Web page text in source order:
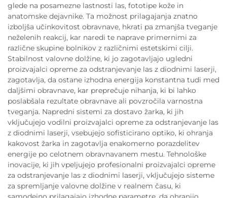
glede na posamezne lastnosti las, fototipe kože in
anatomske dejavnike. Ta možnost prilagajanja znatno
izboljša učinkovitost obravnave, hkrati pa zmanjša tveganje
neželenih reakcij, kar naredi te naprave primernimi za
različne skupine bolnikov z različnimi estetskimi cilji.
Stabilnost valovne dolžine, ki jo zagotavljajo ugledni
proizvajalci opreme za odstranjevanje las z diodnimi laserji,
zagotavlja, da ostane izhodna energija konstantna tudi med
daljšimi obravnave, kar preprečuje nihanja, ki bi lahko
poslabšala rezultate obravnave ali povzročila varnostna
tveganja. Napredni sistemi za dostavo žarka, ki jih
vključujejo vodilni proizvajalci opreme za odstranjevanje las
z diodnimi laserji, vsebujejo sofisticirano optiko, ki ohranja
kakovost žarka in zagotavlja enakomerno porazdelitev
energije po celotnem obravnavanem mestu. Tehnološke
inovacije, ki jih vpeljujejo profesionalni proizvajalci opreme
za odstranjevanje las z diodnimi laserji, vključujejo sisteme
za spremljanje valovne dolžine v realnem času, ki